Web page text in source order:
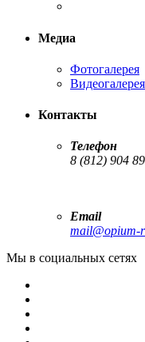
Медиа
Фотогалерея
Видеогалерея
Контакты
Телефон
8 (812) 904
Email
mail@opium-
Мы в социальных сетях